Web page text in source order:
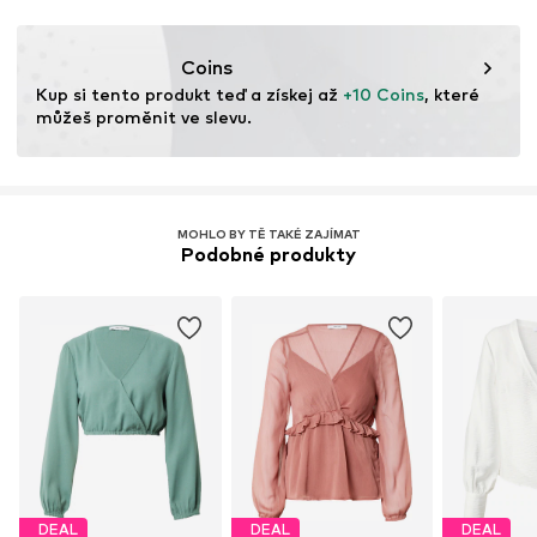
Tento produkt obsahuje recyklované materiály (z
recyklovaných materiálů pomáhá snižovat potřebu
nových surovin, minimalizovat odpad a chránit přírodní
zdroje.
Coins
Kup si tento produkt teď a získej až +10 Coins, které
můžeš proměnit ve slevu.
MOHLO BY TĚ TAKÉ ZAJÍMAT
Podobné produkty
DEAL DEAL DEAL